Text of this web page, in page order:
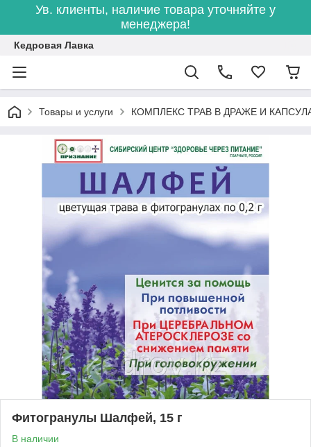
Ув. клиенты, наличие товара уточняйте у
менеджера!
Кедровая Лавка
Товары и услуги КОМПЛЕКС ТРАВ В ДРАЖЕ И
Фитогранулы Шалфей, 15 г
В наличии